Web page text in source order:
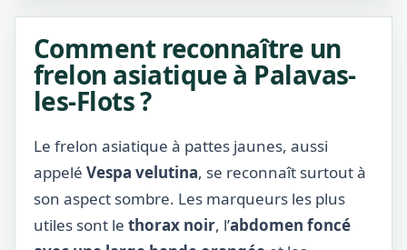
Comment reconnaître un
frelon asiatique à Palavas-
les-Flots ?
Le frelon asiatique à pattes jaunes, aussi
appelé Vespa velutina, se reconnaît surtout à
son aspect sombre. Les marqueurs les plus
utiles sont le thorax noir, l’abdomen foncé